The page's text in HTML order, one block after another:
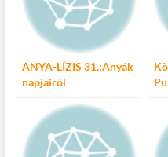
ANYA-LÍZIS 31.:Anyák
napjairól